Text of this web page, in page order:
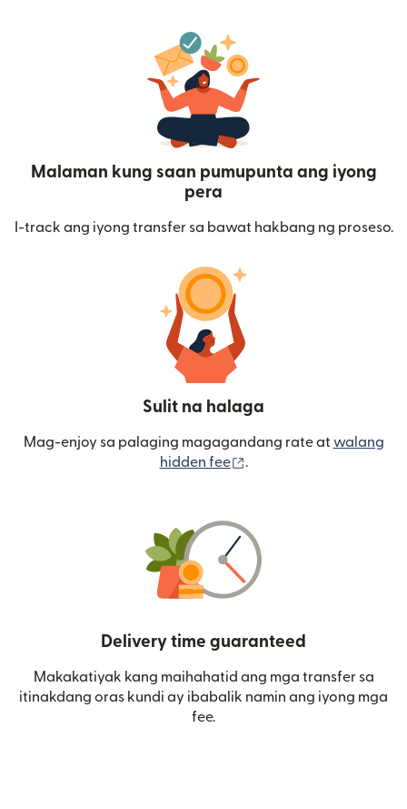
Malaman kung saan pumupunta ang iyong
pera
I-track ang iyong transfer sa bawat hakbang ng proseso.
Sulit na halaga
Mag-enjoy sa palaging magagandang rate at walang
hidden fee
.
Delivery time guaranteed
Makakatiyak kang maihahatid ang mga transfer sa
itinakdang oras kundi ay ibabalik namin ang iyong mga
fee.